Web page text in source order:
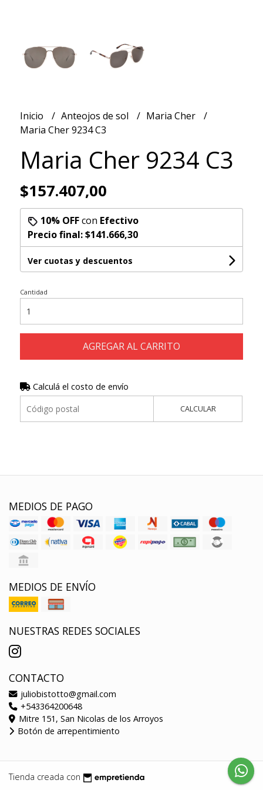
Inicio Anteojos de sol
Maria Cher
Maria Cher 9234 C3
Maria Cher 9234 C3
$157.407,00
10% OFFcon Efectivo
Precio final:$141.666,30
Ver cuotas y descuentos
Cantidad
AGREGAR AL CARRITO
Calculá el costo de envío
CALCULAR
MEDIOS DE PAGO
MEDIOS DE ENVÍO
NUESTRAS REDES SOCIALES
CONTACTO
juliobistotto@gmail.com
+543364200648
Mitre 151, San Nicolas de los Arroyos
Botón de arrepentimiento
Tienda creada con